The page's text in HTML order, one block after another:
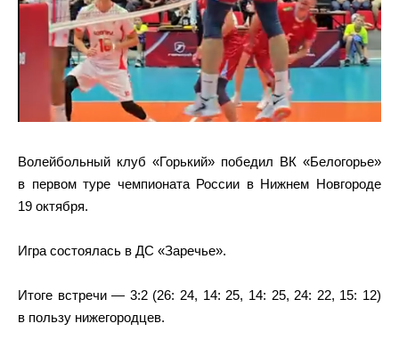
Волейбольный клуб «Горький» победил ВК «Белогорье»
в первом туре чемпионата России в Нижнем Новгороде
19 октября.
Игра состоялась в ДС «Заречье».
Итоге встречи — 3:2 (26: 24, 14: 25, 14: 25, 24: 22, 15: 12)
в пользу нижегородцев.